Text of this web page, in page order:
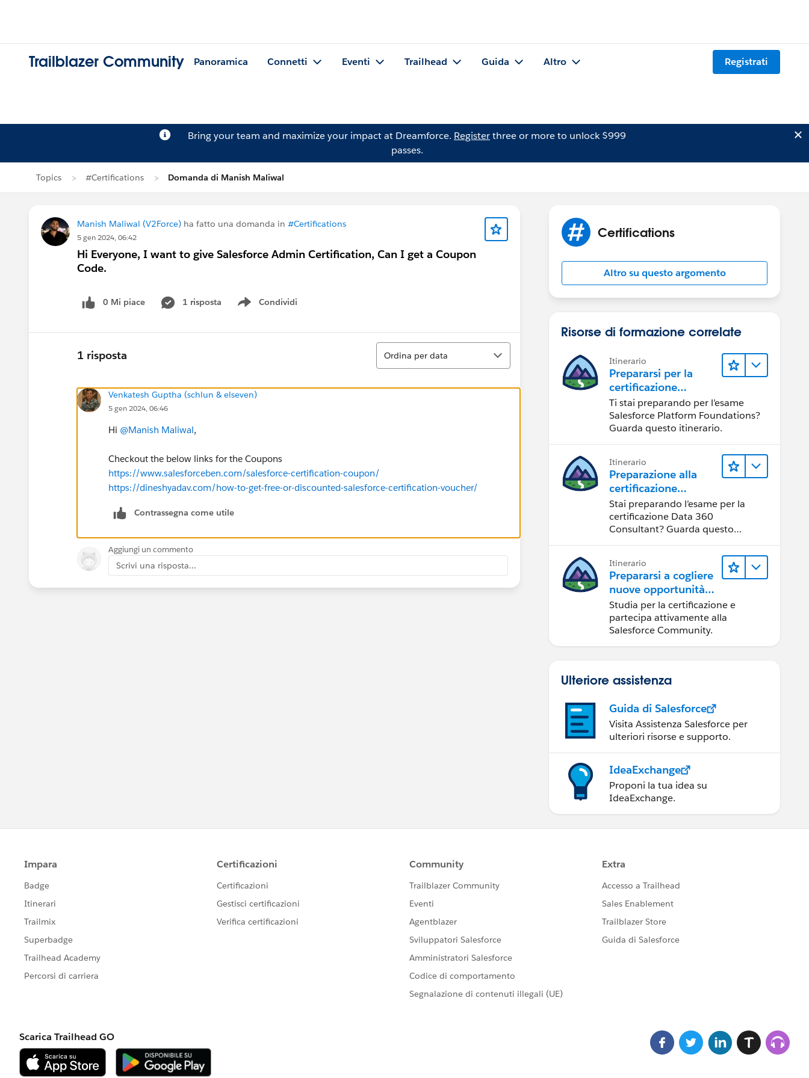
Trailblazer Community Panoramica Connetti Eventi Trailhead Guida Altro Registrati
Bring your team and maximize your impact at Dreamforce. Registerthree or more to unlock $999
passes.
Topics #Certifications Domanda di Manish Maliwal
Manish Maliwal (V2Force) ha fatto una domanda in #Certifications
5 gen 2024, 06:42
Hi Everyone, I want to give Salesforce Admin Certification, Can I get a Coupon
Code.
0 Mi piace 1 risposta Condividi
Show menu
1 risposta
Ordina
Ordina per data
Venkatesh Guptha (schlun & elseven)
5 gen 2024, 06:46
Hi @Manish Maliwal,
Checkout the below links for the Coupons
https://www.salesforceben.com/salesforce-certification-coupon/
https://dineshyadav.com/how-to-get-free-or-discounted-salesforce-certification-voucher/
Contrassegna come utile
Aggiungi un commento
Scrivi una risposta...
Certifications
Altro su questo argomento
Risorse di formazione correlate
Itinerario
Prepararsi per la
certificazione
Salesforce Platform
Foundations
Certification
Ti stai preparando per l’esame
Salesforce Platform Foundations?
Guarda questo itinerario.
Itinerario
Preparazione alla
certificazione
Salesforce Data 360
Consultant
Stai preparando l’esame per la
certificazione Data 360
Consultant? Guarda questo
Itinerario
Prepararsi a cogliere
nuove opportunità
di sviluppo
nell'ecosistema
Salesforce
Studia per la certificazione e
partecipa attivamente alla
Salesforce Community.
Ulteriore assistenza
Guida di Salesforce
Visita Assistenza Salesforce per
ulteriori risorse e supporto.
IdeaExchange
Proponi la tua idea su
IdeaExchange.